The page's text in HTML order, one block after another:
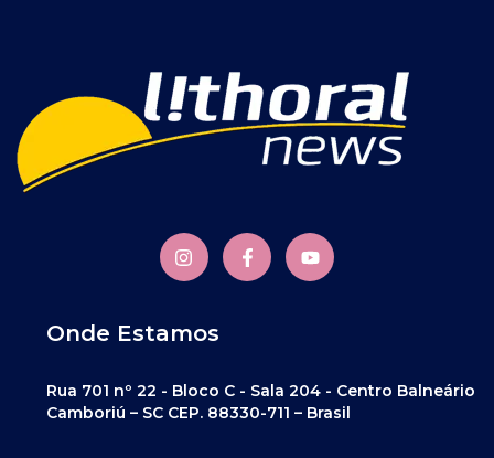
Onde Estamos
Rua 701 nº 22 - Bloco C - Sala 204 - Centro Balneário
Camboriú – SC CEP. 88330-711 – Brasil